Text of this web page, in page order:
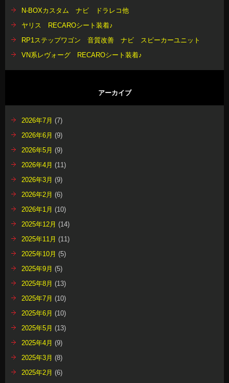
N-BOXカスタム ナビ ドラレコ他
ヤリス RECAROシート装着♪
RP1ステップワゴン 音質改善 ナビ スピーカーユニット
VN系レヴォーグ RECAROシート装着♪
アーカイブ
2026年7月 (7)
2026年6月 (9)
2026年5月 (9)
2026年4月 (11)
2026年3月 (9)
2026年2月 (6)
2026年1月 (10)
2025年12月 (14)
2025年11月 (11)
2025年10月 (5)
2025年9月 (5)
2025年8月 (13)
2025年7月 (10)
2025年6月 (10)
2025年5月 (13)
2025年4月 (9)
2025年3月 (8)
2025年2月 (6)